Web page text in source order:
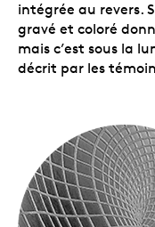
intégrée au revers.
gravé et coloré
mais c’est sous la
décrit par les